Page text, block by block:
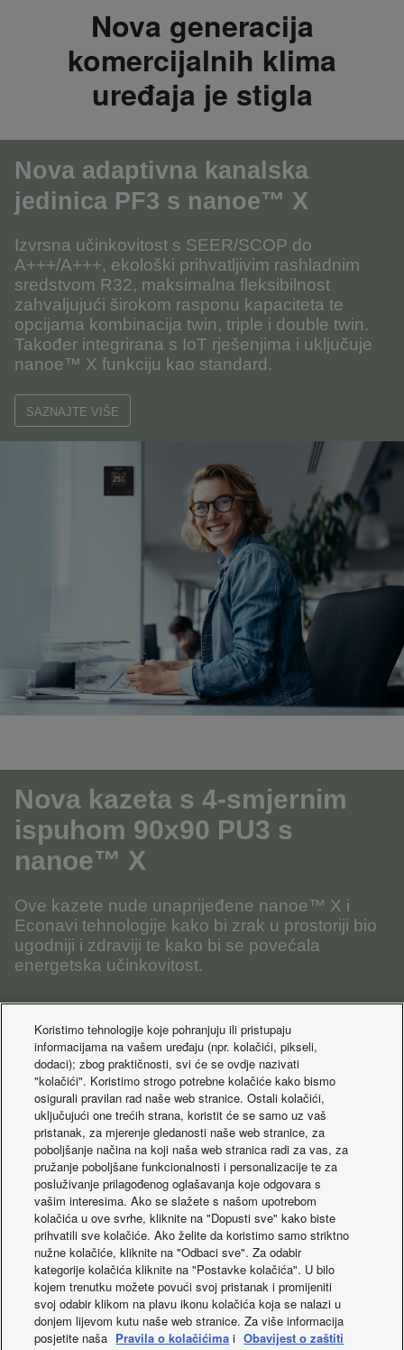
Nova generacija
komercijalnih klima
uređaja je stigla
Nova adaptivna kanalska
jedinica PF3 s nanoe™ X
Izvrsna učinkovitost s SEER/SCOP do
A+++/A+++, ekološki prihvatljivim rashladnim
sredstvom R32, maksimalna fleksibilnost
zahvaljujući širokom rasponu kapaciteta te
opcijama kombinacija twin, triple i double twin.
Također integrirana s IoT rješenjima i uključuje
nanoe™ X funkciju kao standard.
SAZNAJTE VIŠE
Nova kazeta s 4-smjernim
ispuhom 90x90 PU3 s
nanoe™ X
Ove kazete nude unaprijeđene nanoe™ X i
Econavi tehnologije kako bi zrak u prostoriji bio
ugodniji i zdraviji te kako bi se povećala
energetska učinkovitost.
SAZNAJTE VIŠE
Koristimo tehnologije koje pohranjuju ili pristupaju
informacijama na vašem uređaju (npr. kolačići, pikseli,
dodaci); zbog praktičnosti, svi će se ovdje nazivati
"kolačići". Koristimo strogo potrebne kolačiće kako bismo
osigurali pravilan rad naše web stranice. Ostali kolačići,
uključujući one trećih strana, koristit će se samo uz vaš
pristanak, za mjerenje gledanosti naše web stranice, za
poboljšanje načina na koji naša web stranica radi za vas, za
pružanje poboljšane funkcionalnosti i personalizacije te za
posluživanje prilagođenog oglašavanja koje odgovara s
vašim interesima. Ako se slažete s našom upotrebom
kolačića u ove svrhe, kliknite na "Dopusti sve" kako biste
prihvatili sve kolačiće. Ako želite da koristimo samo striktno
nužne kolačiće, kliknite na "Odbaci sve". Za odabir
kategorije kolačića kliknite na "Postavke kolačića". U bilo
kojem trenutku možete povući svoj pristanak i promijeniti
svoj odabir klikom na plavu ikonu kolačića koja se nalazi u
donjem lijevom kutu naše web stranice. Za više informacija
posjetite naša Pravila o kolačićima i Obavijest o zaštiti